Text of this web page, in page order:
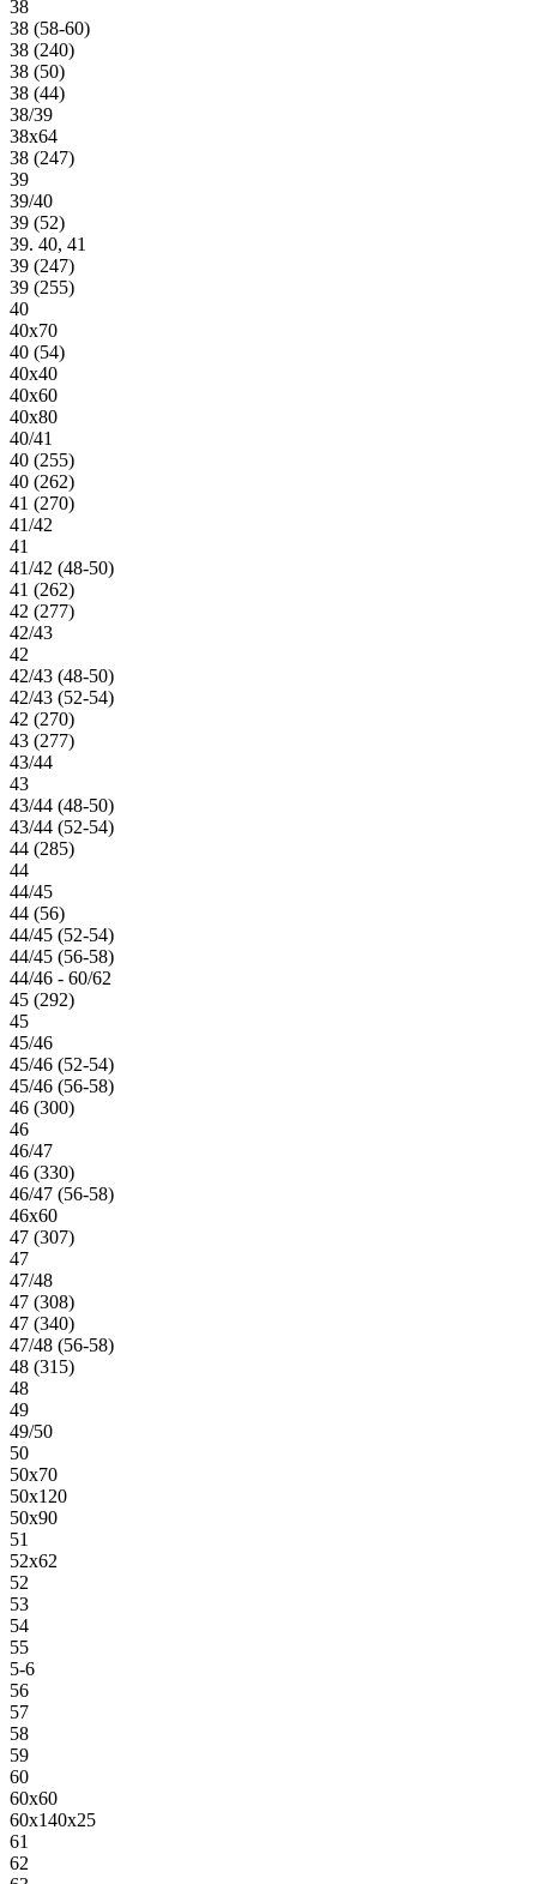
38
38 (58-60)
38 (240)
38 (50)
38 (44)
38/39
38х64
38 (247)
39
39/40
39 (52)
39. 40, 41
39 (247)
39 (255)
40
40х70
40 (54)
40х40
40х60
40х80
40/41
40 (255)
40 (262)
41 (270)
41/42
41
41/42 (48-50)
41 (262)
42 (277)
42/43
42
42/43 (48-50)
42/43 (52-54)
42 (270)
43 (277)
43/44
43
43/44 (48-50)
43/44 (52-54)
44 (285)
44
44/45
44 (56)
44/45 (52-54)
44/45 (56-58)
44/46 - 60/62
45 (292)
45
45/46
45/46 (52-54)
45/46 (56-58)
46 (300)
46
46/47
46 (330)
46/47 (56-58)
46х60
47 (307)
47
47/48
47 (308)
47 (340)
47/48 (56-58)
48 (315)
48
49
49/50
50
50х70
50х120
50х90
51
52х62
52
53
54
55
5-6
56
57
58
59
60
60х60
60х140х25
61
62